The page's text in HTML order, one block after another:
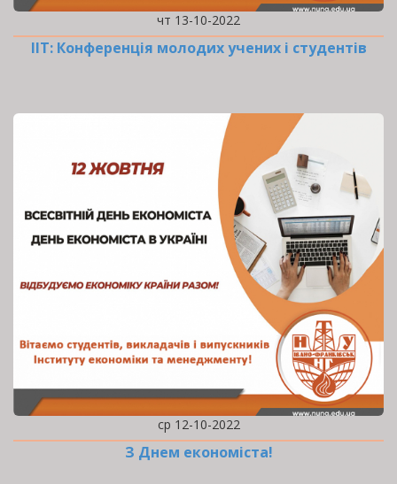
чт 13-10-2022
ІІТ: Конференція молодих учених і студентів
ср 12-10-2022
З Днем економіста!